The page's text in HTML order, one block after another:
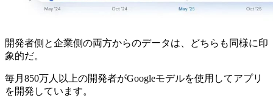
開発者側と企業側の両方からのデータは、どちらも同様に印
象的だ。
毎月850万人以上の開発者がGoogleモデルを使用してアプリ
を開発しています。